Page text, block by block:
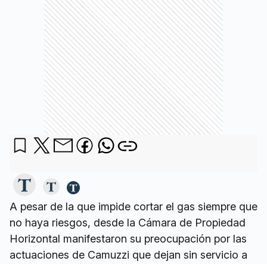
A pesar de la que impide cortar el gas siempre que
no haya riesgos, desde la Cámara de Propiedad
Horizontal manifestaron su preocupación por las
actuaciones de Camuzzi que dejan sin servicio a